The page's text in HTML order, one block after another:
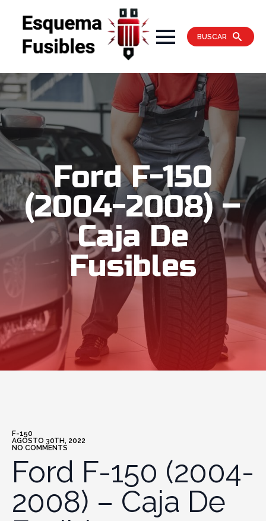
BUSCAR
Ford F-150
(2004-2008) –
Caja De
Fusibles
F-150
AGOSTO 30TH, 2022
NO COMMENTS
Ford F-150 (2004-
2008) – Caja De